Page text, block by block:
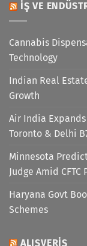
İŞ VE
Cannabis
Technology
Indian Real
Growth
Air India
Toronto & Delhi
Minnesota
Judge Amid
Haryana Govt
Schemes
ALIŞVERIŞ